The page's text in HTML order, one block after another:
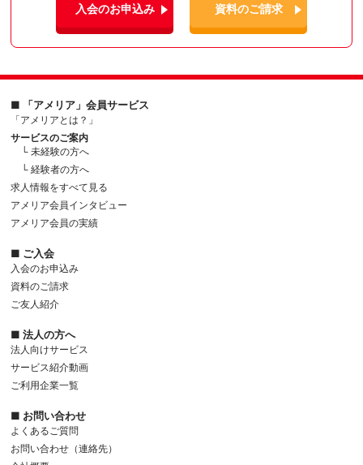
入会のお申込み 資料のご請求
■ 「アメリア」会員サービス
「アメリアとは？」
サービスのご案内
└ 未経験の方へ
└ 経験者の方へ
求人情報をすべて見る
アメリア会員インタビュー
アメリア会員の実績
■ ご入会
入会のお申込み
資料のご請求
ご友人紹介
■ 法人の方へ
法人向けサービス
サービス紹介動画
ご利用企業一覧
■ お問い合わせ
よくあるご質問
お問い合わせ（連絡先）